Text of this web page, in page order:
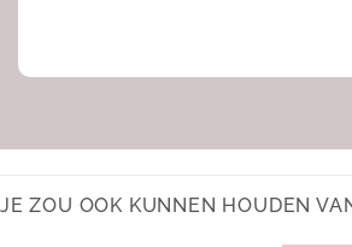
JE ZOU OOK KUNNEN HOUDEN